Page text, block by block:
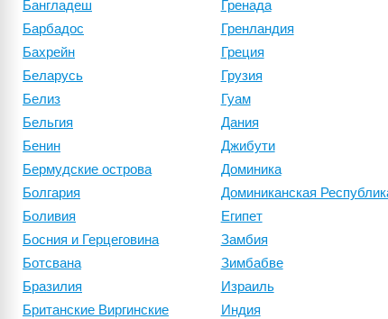
Бангладеш
Барбадос
Бахрейн
Беларусь
Белиз
Бельгия
Бенин
Бермудские острова
Болгария
Боливия
Босния и Герцеговина
Ботсвана
Бразилия
Британские Виргинские
Гренада
Гренландия
Греция
Грузия
Гуам
Дания
Джибути
Доминика
Доминиканская
Египет
Замбия
Зимбабве
Израиль
Индия